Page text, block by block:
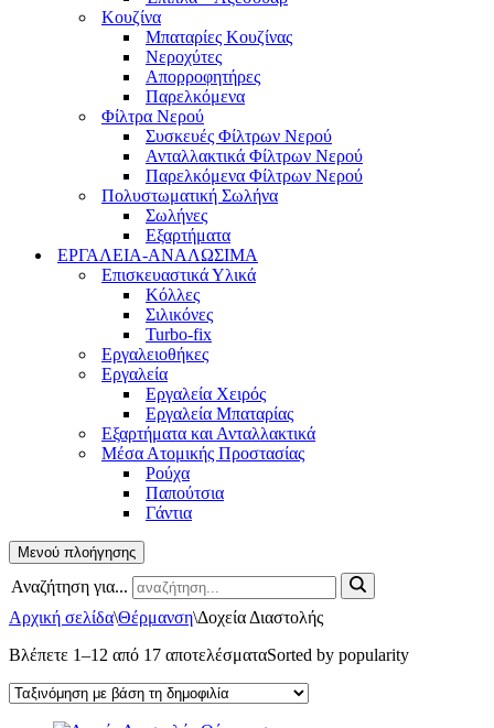
Κουζίνα
Μπαταρίες Κουζίνας
Νεροχύτες
Απορροφητήρες
Παρελκόμενα
Φίλτρα Νερού
Συσκευές Φίλτρων Νερού
Ανταλλακτικά Φίλτρων Νερού
Παρελκόμενα Φίλτρων Νερού
Πολυστωματική Σωλήνα
Σωλήνες
Εξαρτήματα
ΕΡΓΑΛΕΙΑ-ΑΝΑΛΩΣΙΜΑ
Επισκευαστικά Υλικά
Κόλλες
Σιλικόνες
Turbo-fix
Εργαλειοθήκες
Εργαλεία
Εργαλεία Χειρός
Εργαλεία Μπαταρίας
Εξαρτήματα και Ανταλλακτικά
Μέσα Ατομικής Προστασίας
Ρούχα
Παπούτσια
Γάντια
Μενού πλοήγησης
Αναζήτηση για...
Αρχική σελίδα\Θέρμανση\Δοχεία Διαστολής
Βλέπετε 1–12 από 17 αποτελέσματαSorted by popularity